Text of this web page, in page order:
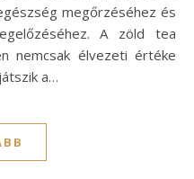
megőrzéséhez és
A zöld tea
nemcsak élvezeti értéke
a…